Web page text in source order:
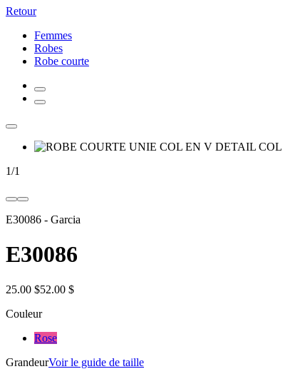
Retour
Femmes
Robes
Robe courte
1/1
E30086 - Garcia
E30086
25.00 $52.00 $
Couleur
Rose
GrandeurVoir le guide de taille